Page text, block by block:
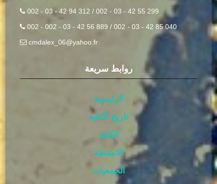
002 - 03 - 42 94 312 / 002 - 03 - 42 55 299
002 - 002 - 03 - 42 56 889 / 002 - 03 - 42 85 040
cmdalex_06@yahoo.fr
روابط سريعة
الرئيسية
تاريخ الكلية
الكلية
الانشطة
الجمعيات